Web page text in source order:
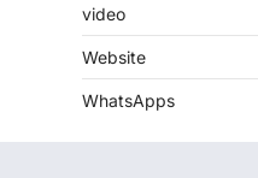
video
Website
WhatsApps